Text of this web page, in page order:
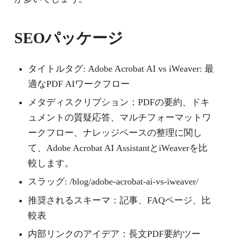
SEOパッケージ
タイトルタグ: Adobe Acrobat AI vs iWeaver: 最
適なPDF AIワークフロー
メタディスクリプション：PDFの要約、ドキ
ュメントの質疑応答、マルチフォーマットワ
ークフロー、ナレッジベースの整理に関し
て、Adobe Acrobat AI AssistantとiWeaverを比
較します。
スラッグ: /blog/adobe-acrobat-ai-vs-iweaver/
推奨されるスキーマ：記事、FAQページ、比
較表
内部リンクのアイデア：長文PDF要約ツー